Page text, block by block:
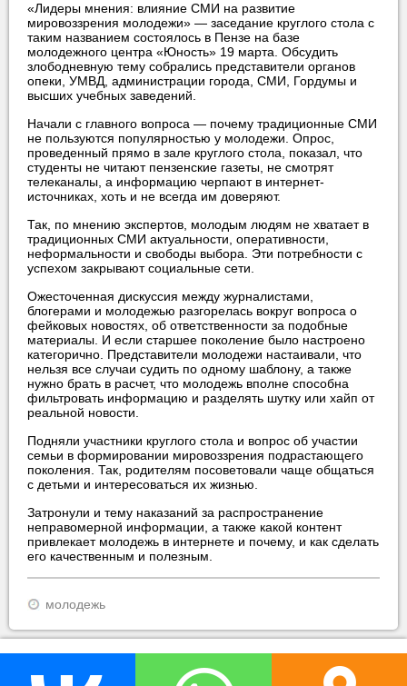
«Лидеры мнения: влияние СМИ на развитие
мировоззрения молодежи» — заседание круглого стола с
таким названием состоялось в Пензе на базе
молодежного центра «Юность» 19 марта. Обсудить
злободневную тему собрались представители органов
опеки, УМВД, администрации города, СМИ, Гордумы и
высших учебных заведений.
Начали с главного вопроса — почему традиционные СМИ
не пользуются популярностью у молодежи. Опрос,
проведенный прямо в зале круглого стола, показал, что
студенты не читают пензенские газеты, не смотрят
телеканалы, а информацию черпают в интернет-
источниках, хоть и не всегда им доверяют.
Так, по мнению экспертов, молодым людям не хватает в
традиционных СМИ актуальности, оперативности,
неформальности и свободы выбора. Эти потребности с
успехом закрывают социальные сети.
Ожесточенная дискуссия между журналистами,
блогерами и молодежью разгорелась вокруг вопроса о
фейковых новостях, об ответственности за подобные
материалы. И если старшее поколение было настроено
категорично. Представители молодежи настаивали, что
нельзя все случаи судить по одному шаблону, а также
нужно брать в расчет, что молодежь вполне способна
фильтровать информацию и разделять шутку или хайп от
реальной новости.
Подняли участники круглого стола и вопрос об участии
семьи в формировании мировоззрения подрастающего
поколения. Так, родителям посоветовали чаще общаться
с детьми и интересоваться их жизнью.
Затронули и тему наказаний за распространение
неправомерной информации, а также какой контент
привлекает молодежь в интернете и почему, и как сделать
его качественным и полезным.
молодежь
прислать новость